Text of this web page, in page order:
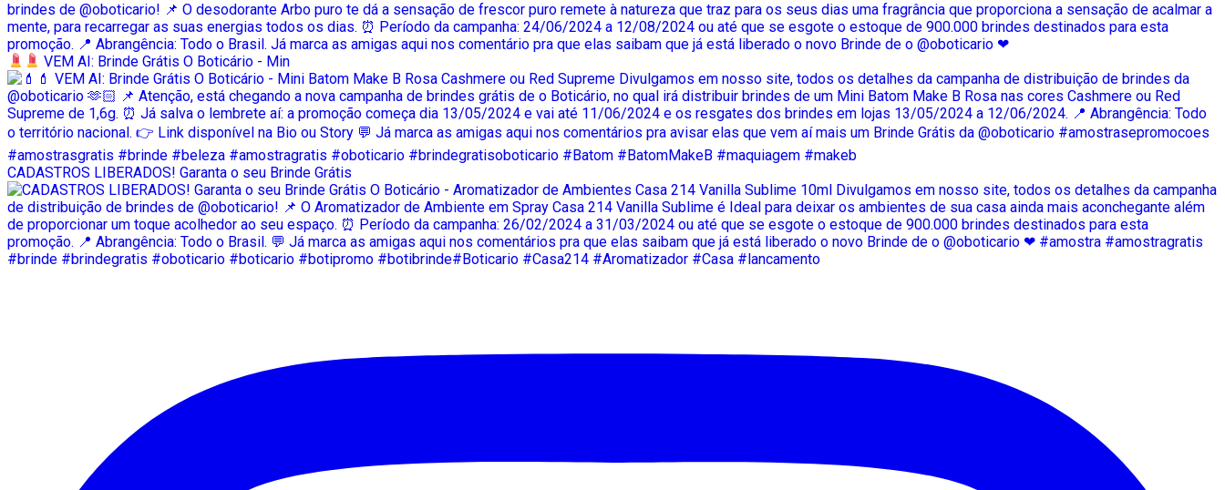
VEM AI: Brinde Grátis O Boticário - Min
CADASTROS LIBERADOS! Garanta o seu Brinde Grátis